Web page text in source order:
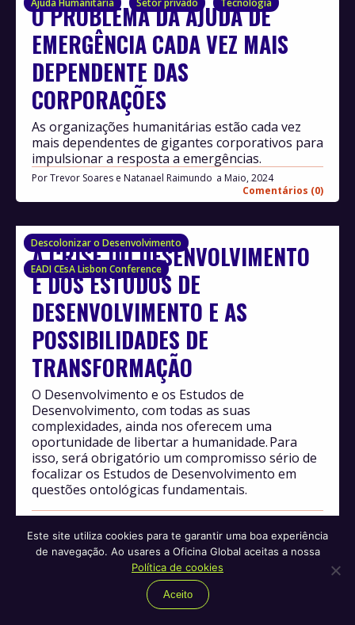
Ajuda Humanitária Setor privado Tecnologia
O PROBLEMA DA AJUDA DE
EMERGÊNCIA CADA VEZ MAIS
DEPENDENTE DAS
CORPORAÇÕES
PorTrevor Soares e Natanael Raimundo
Maio, 2024
Comentários (0)
As organizações humanitárias estão cada vez
mais dependentes de gigantes corporativos para
impulsionar a resposta a emergências.
Descolonizar o Desenvolvimento
EADI CEsA Lisbon Conference
A CRISE DO DESENVOLVIMENTO
E DOS ESTUDOS DE
DESENVOLVIMENTO E AS
POSSIBILIDADES DE
TRANSFORMAÇÃO
O Desenvolvimento e os Estudos de
Desenvolvimento, com todas as suas
complexidades, ainda nos oferecem uma
oportunidade de libertar a humanidade. Para
isso, será obrigatório um compromisso sério de
focalizar os Estudos de Desenvolvimento em
questões ontológicas fundamentais.
UM ETERNO MIGRANTE? O
PERTENCIMENTO DOS CIGANOS
Este site utiliza cookies para te garantir uma boa experiência
de navegação. Ao usares a Oficina Global aceitas a nossa
Política de cookies
Aceito